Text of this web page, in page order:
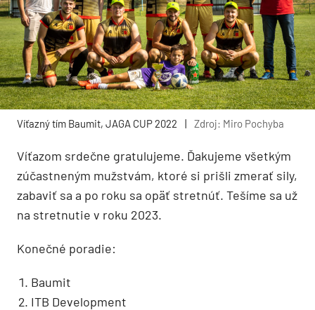
Víťazný tím Baumit, JAGA CUP 2022 | Zdroj: Miro Pochyba
Víťazom srdečne gratulujeme. Ďakujeme všetkým
zúčastneným mužstvám, ktoré si prišli zmerať sily,
zabaviť sa a po roku sa opäť stretnúť. Tešíme sa už
na stretnutie v roku 2023.
Konečné poradie:
Baumit
ITB Development